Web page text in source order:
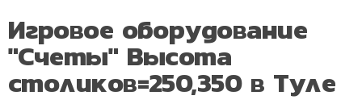
Игровое оборудование
"Счеты" Высота
столиков=250,350 в Туле